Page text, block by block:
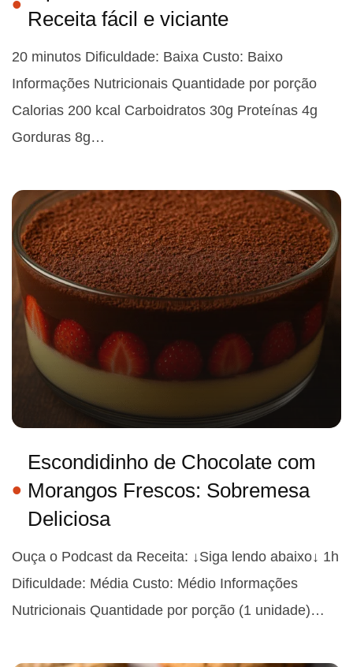
Receita fácil e viciante
20 minutos Dificuldade: Baixa Custo: Baixo
Informações Nutricionais Quantidade por porção
Calorias 200 kcal Carboidratos 30g Proteínas 4g
Gorduras 8g…
Escondidinho de Chocolate com
Morangos Frescos: Sobremesa
Deliciosa
Ouça o Podcast da Receita: ↓Siga lendo abaixo↓ 1h
Dificuldade: Média Custo: Médio Informações
Nutricionais Quantidade por porção (1 unidade)…